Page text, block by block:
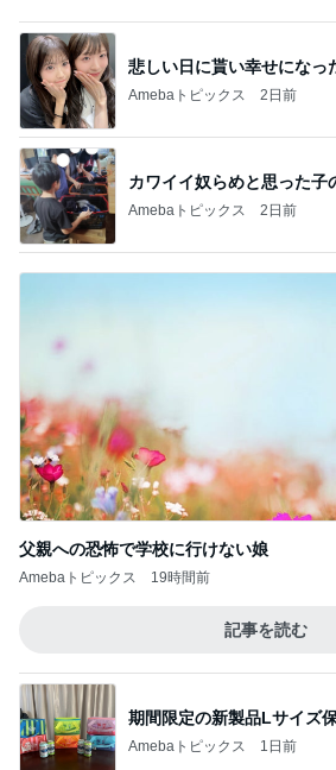
カワイイ奴らめと思った子
Amebaトピックス 2日前
父親への恐怖で学校に行けない娘
Amebaトピックス 19時間前
記事を読む
Amebaトピックス 1日前
100元払って入るべき鉄道
Amebaトピックス 1日前